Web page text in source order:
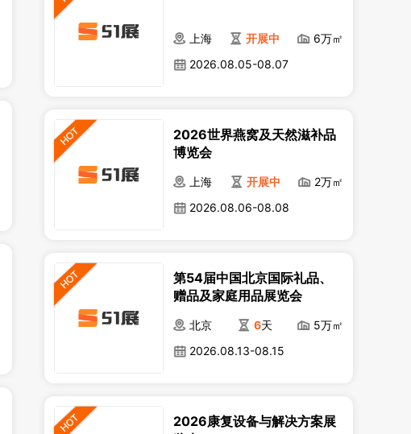
上海 开展中
6万㎡
2026.08.05-08.07
2026世界燕窝及天然滋补品
博览会
上海 开展中
2万㎡
2026.08.06-08.08
第54届中国北京国际礼品、
赠品及家庭用品展览会
北京 6天
5万㎡
2026.08.13-08.15
2026康复设备与解决方案展